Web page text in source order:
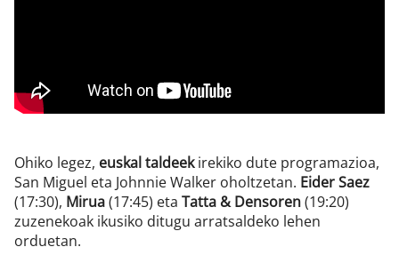
Ohiko legez, euskal taldeekirekiko dute programazioa,
San Miguel eta Johnnie Walker oholtzetan. Eider Saez
(17:30), Mirua(17:45) eta Tatta & Densoren(19:20)
zuzenekoak ikusiko ditugu arratsaldeko lehen
orduetan.